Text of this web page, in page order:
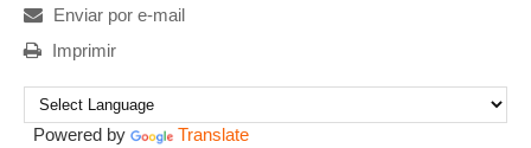
Enviar por e-mail
Imprimir
Powered by Translate